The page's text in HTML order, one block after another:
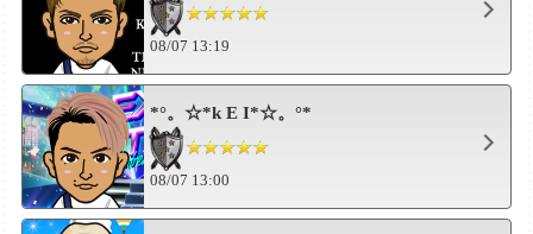
08/07 13:19
*°。☆*k E I*☆。°*
08/07 13:00